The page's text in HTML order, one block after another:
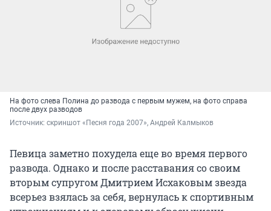
На фото слева Полина до развода с первым мужем, на фото справа
после двух разводов
Источник: скриншот «Песня года 2007», Андрей Калмыков
Певица заметно похудела еще во время первого
развода. Однако и после расставания со своим
вторым супругом Дмитрием Исхаковым звезда
всерьез взялась за себя, вернулась к спортивным